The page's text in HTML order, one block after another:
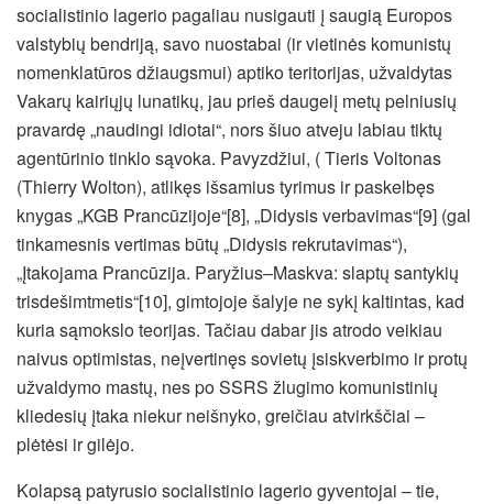
socialistinio lagerio pagaliau nusigauti į saugią Europos
valstybių bendriją, savo nuostabai (ir vietinės komunistų
nomenklatūros džiaugsmui) aptiko teritorijas, užvaldytas
Vakarų kairiųjų lunatikų, jau prieš daugelį metų pelniusių
pravardę „naudingi idiotai“, nors šiuo atveju labiau tiktų
agentūrinio tinklo sąvoka. Pavyzdžiui, ( Tieris Voltonas
(Thierry Wolton), atlikęs išsamius tyrimus ir paskelbęs
knygas „KGB Prancūzijoje“[8], „Didysis verbavimas“[9] (gal
tinkamesnis vertimas būtų „Didysis rekrutavimas“),
„Įtakojama Prancūzija. Paryžius–Maskva: slaptų santykių
trisdešimtmetis“[10], gimtojoje šalyje ne sykį kaltintas, kad
kuria sąmokslo teorijas. Tačiau dabar jis atrodo veikiau
naivus optimistas, neįvertinęs sovietų įsiskverbimo ir protų
užvaldymo mastų, nes po SSRS žlugimo komunistinių
kliedesių įtaka niekur neišnyko, greičiau atvirkščiai –
plėtėsi ir gilėjo.
Kolapsą patyrusio socialistinio lagerio gyventojai – tie,